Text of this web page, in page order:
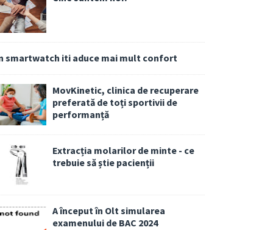
smartwatch iti aduce mai mult confort
MovKinetic, clinica de recuperare
preferată de toți sportivii de
performanță
Extracția molarilor de minte - ce
trebuie să știe pacienții
A început în Olt simularea
examenului de BAC 2024